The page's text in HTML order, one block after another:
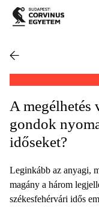
A megélhetés
gondok
időseket?
Leginkább az anyagi,
magány a három
székesfehérvári idős